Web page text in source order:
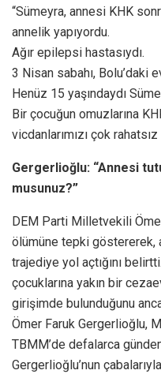
“Sümeyra, annesi KHK
annelik yapıyordu.
Ağır epilepsi hastasıydı.
3 Nisan sabahı, Bolu’daki
Henüz 15 yaşındaydı
Bir çocuğun omuzlarına
vicdanlarımızı çok rahatsız
Gergerlioğlu: “Annesi
musunuz?”
DEM Parti Milletvekili
ölümüne tepki göstererek,
trajediye yol açtığını
çocuklarına yakın bir
girişimde bulunduğunu
Ömer Faruk Gergerlioğlu,
TBMM’de defalarca
Gergerlioğlu’nun